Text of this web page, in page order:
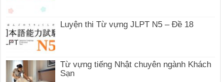
Luyện thi Từ vựng JLPT N5 – Đề 18
Từ vựng tiếng Nhật chuyên ngành Khách
Sạn